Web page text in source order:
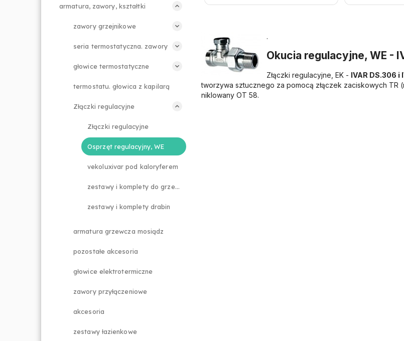
armatura, zawory, kształtki
zawory grzejnikowe
seria termostatyczna. zawory
głowice termostatyczne
termostatu. głowica z kapilarą
Złączki regulacyjne
Złączki regulacyjne
Osprzęt regulacyjny, WE
vekoluxivar pod kaloryferem
zestawy i komplety do grzejników
zestawy i komplety drabin
armatura grzewcza mosiądz
pozostałe akcesoria
głowice elektrotermiczne
zawory przyłączeniowe
akcesoria
zestawy łazienkowe
.
Okucia regulacyjne, WE -
Złączki regulacyjne, EK - IVAR DS.306 i
tworzywa sztucznego za pomocą złączek zaciskowych TR
niklowany OT 58.